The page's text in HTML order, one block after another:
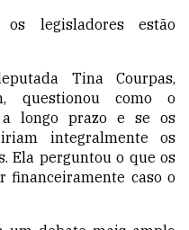
legisladores estão
Tina Courpas,
questionou como o
a longo prazo e se os
integralmente os
Ela perguntou o que os
financeiramente caso o